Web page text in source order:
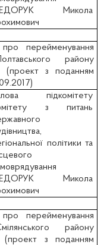
Микола
перейменування
району
(проект з поданням
підкомітету
з питань
політики та
Микола
перейменування
району
(проект з поданням